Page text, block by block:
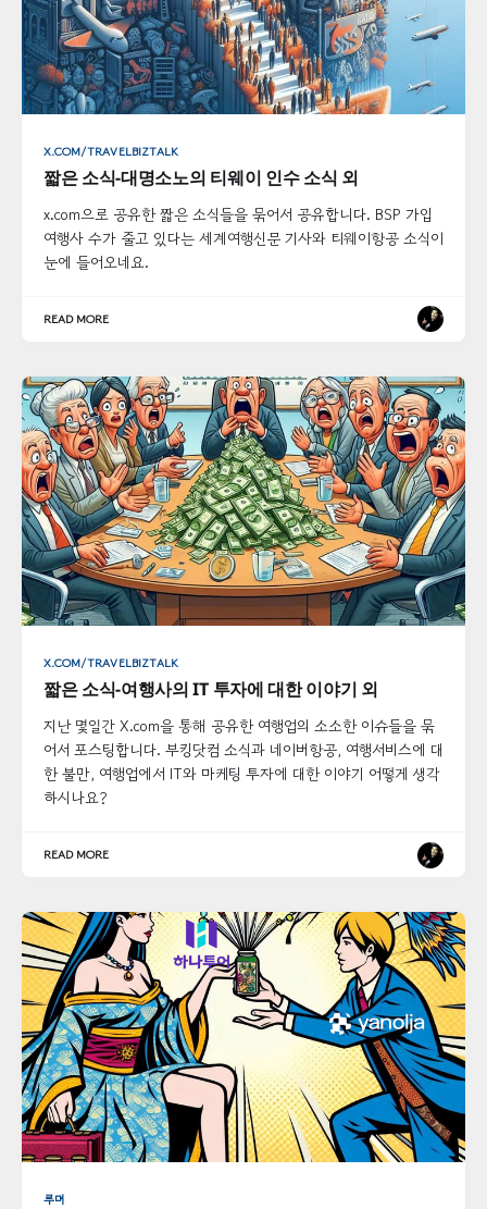
X.COM/TRAVELBIZTALK
짧은 소식-대명소노의 티웨이 인수 소식 외
x.com으로 공유한 짧은 소식들을 묶어서 공유합니다. BSP 가입
여행사 수가 줄고 있다는 세계여행신문 기사와 티웨이항공 소식이
눈에 들어오네요.
READ MORE
X.COM/TRAVELBIZTALK
짧은 소식-여행사의 IT 투자에 대한 이야기 외
지난 몇일간 X.com을 통해 공유한 여행업의 소소한 이슈들을 묶
어서 포스팅합니다. 부킹닷컴 소식과 네이버항공, 여행서비스에 대
한 불만, 여행업에서 IT와 마케팅 투자에 대한 이야기 어떻게 생각
하시나요?
READ MORE
루머